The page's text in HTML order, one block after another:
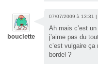
bouclette
07/07/2009 à 13:31 |
Ah mais c’est
j’aime pas du
c’est vulgaire
bordel ?